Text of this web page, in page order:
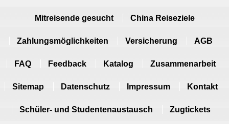
Mitreisende gesucht China Reiseziele
Zahlungsmöglichkeiten Versicherung AGB
FAQ Feedback Katalog Zusammenarbeit
Sitemap Datenschutz Impressum Kontakt
Schüler- und Studentenaustausch Zugtickets